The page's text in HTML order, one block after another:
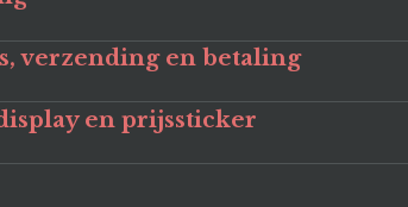
verzending en betaling
en prijssticker